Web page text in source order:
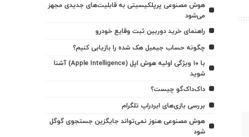
هوش مصنوعی پرپلکیسیتی به قابلیت‌های جدیدی مجهز
می‌شود
راهنمای خرید دوربین ثبت وقایع خودرو
چگونه حساب جیمیل هک شده را بازیابی کنیم؟
با ۱۰ ویژگی اولیه هوش اپل (Apple Intelligence) آشنا
شوید
داک‌داک‌گو چیست؟
بررسی بازی‌های ایردراپ تلگرام
هوش مصنوعی هنوز نمی‌تواند جایگزین جستجوی گوگل
شود